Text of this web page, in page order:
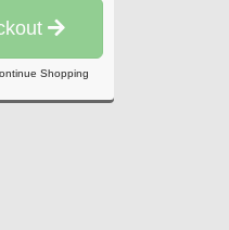
Shopping